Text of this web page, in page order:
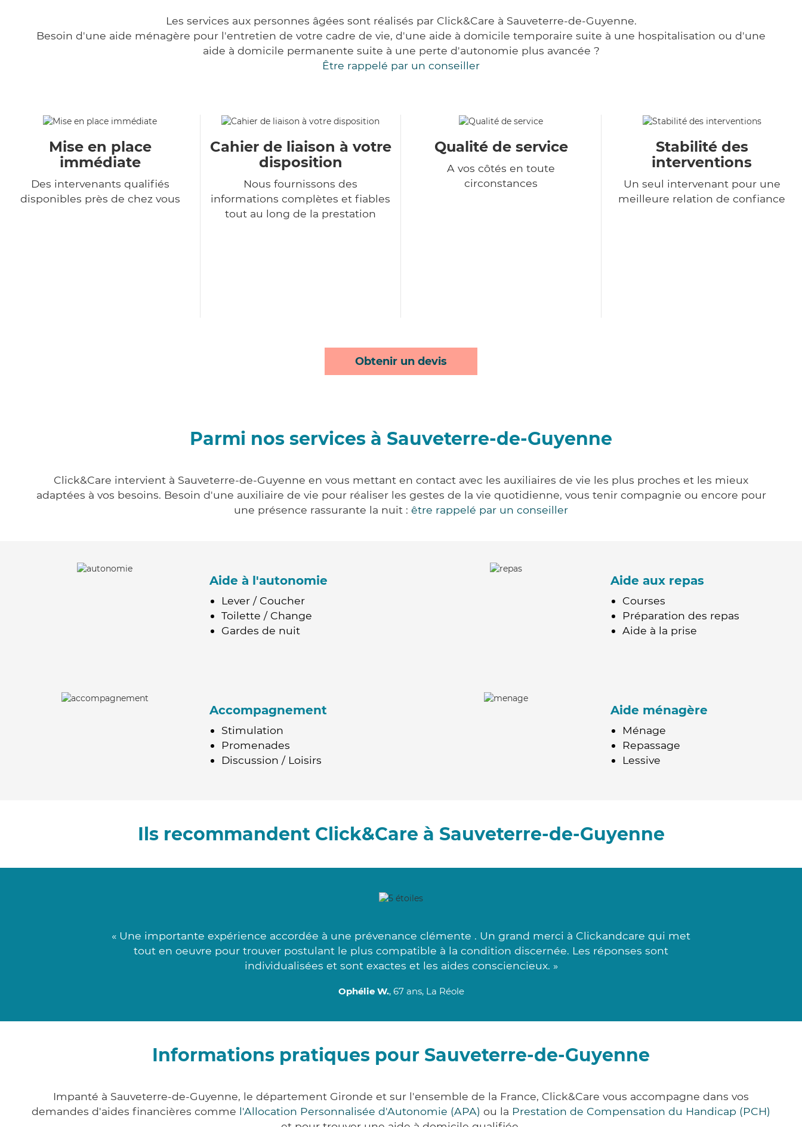
Les services aux personnes âgées sont réalisés par Click&Care à Sauveterre-de-Guyenne.
Besoin d'une aide ménagère pour l'entretien de votre cadre de vie, d'une aide à domicile temporaire suite à une hospitalisation ou d'une
aide à domicile permanente suite à une perte d'autonomie plus avancée ?
Être rappelé par un conseiller
Mise en place
immédiate
Des intervenants qualifiés
disponibles près de chez vous
Cahier de liaison à votre
disposition
Nous fournissons des
informations complètes et fiables
tout au long de la prestation
Qualité de service
A vos côtés en toute
circonstances
Stabilité des
interventions
Un seul intervenant pour une
meilleure relation de confiance
Obtenir un devis
Parmi nos services à Sauveterre-de-Guyenne
Click&Care intervient à Sauveterre-de-Guyenne en vous mettant en contact avec les auxiliaires de vie les plus proches et les mieux
adaptées à vos besoins. Besoin d'une auxiliaire de vie pour réaliser les gestes de la vie quotidienne, vous tenir compagnie ou encore pour
une présence rassurante la nuit : être rappelé par un conseiller
Aide à l'autonomie
Lever / Coucher
Toilette / Change
Gardes de nuit
Aide aux repas
Courses
Préparation des repas
Aide à la prise
Accompagnement
Stimulation
Promenades
Discussion / Loisirs
Aide ménagère
Ménage
Repassage
Lessive
Ils recommandent Click&Care à Sauveterre-de-Guyenne
« Une importante expérience accordée à une prévenance clémente . Un grand merci à Clickandcare qui met
tout en oeuvre pour trouver postulant le plus compatible à la condition discernée. Les réponses sont
individualisées et sont exactes et les aides consciencieux. »
Ophélie W., 67 ans, La Réole
Informations pratiques pour Sauveterre-de-Guyenne
Impanté à Sauveterre-de-Guyenne, le département Gironde et sur l'ensemble de la France, Click&Care vous accompagne dans vos
demandes d'aides financières comme l'Allocation Personnalisée d'Autonomie (APA) ou la Prestation de Compensation du Handicap (PCH)